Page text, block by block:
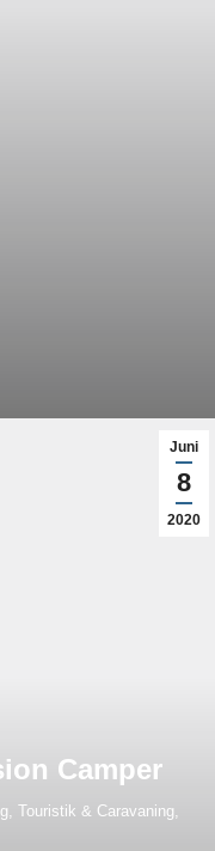
Juni
8
2020
Camper
Touristik & Caravaning